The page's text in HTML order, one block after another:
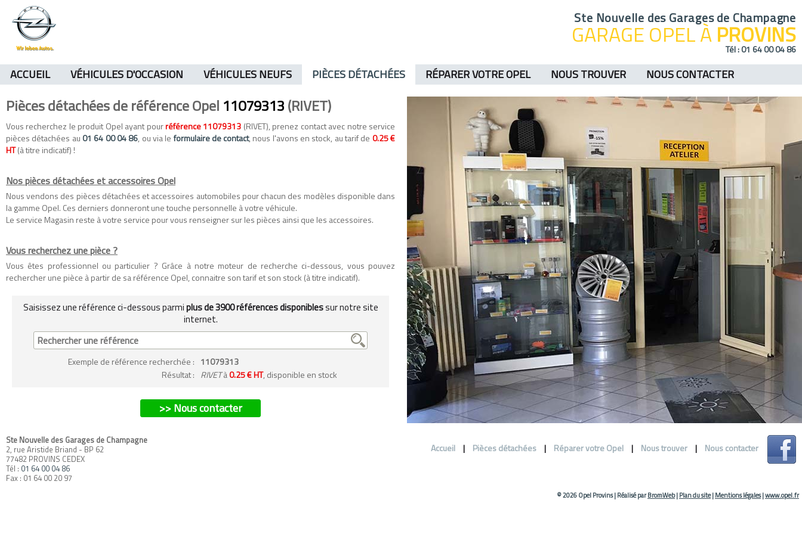
Ste Nouvelle des Garages de Champagne
GARAGE OPEL ÀPROVINS
Tél :01 64 00 04 86
ACCUEIL VÉHICULES D'OCCASION VÉHICULES NEUFS PIÈCES DÉTACHÉES RÉPARER VOTRE OPEL NOUS TROUVER NOUS CONTACTER
Pièces détachées de référence Opel 11079313(RIVET)
Vous recherchez le produit Opel ayant pourréférence 11079313 (RIVET), prenez contact avec notre service
pièces détachées au 01 64 00 04 86, ou via le formulaire de contact, nous l'avons en stock, au tarif de 0.25 €
HT(à titre indicatif) !
Nos pièces détachées et accessoires Opel
Nous vendons des pièces détachées etaccessoires automobiles pour chacun des modèles disponible dans
la gamme Opel. Ces derniers donneront une touche personnelle à votre véhicule.
Le service Magasin reste à votre service pour vous renseigner sur les pièces ainsi que les accessoires.
Vous recherchez une pièce ?
Vous êtes professionnel ou particulier ? Grâce à notre moteur de recherche ci-dessous, vous pouvez
rechercher une pièce à partir de sa référence Opel, connaitre son tarif et son stock (à titre indicatif).
Saisissez une référence ci-dessous parmiplus de 3900 références disponiblessur notre site
internet.
Exemple de référence recherchée : 11079313
Résultat : RIVETà0.25 € HT, disponible en stock
>> Nous contacter
Ste Nouvelle des Garages de Champagne
2, rue Aristide Briand - BP 62
77482 PROVINS CEDEX
Tél : 01 64 00 04 86
Fax : 01 64 00 20 97
Accueil | Pièces détachées | Réparer votre Opel | Nous trouver | Nous contacter
© 2026 Opel Provins|Réalisé parBromWeb|Plan du site|Mentions légales|www.opel.fr